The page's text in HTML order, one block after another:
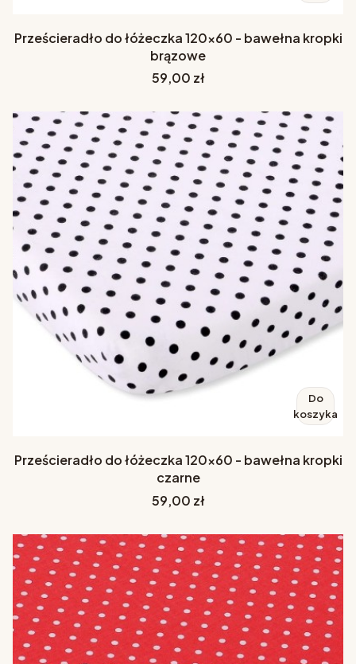
Prześcieradło do łóżeczka 120x60 - bawełna kropki
brązowe
Cena
59,00 zł
Do
koszyka
Prześcieradło do łóżeczka 120x60 - bawełna kropki
czarne
Cena
59,00 zł